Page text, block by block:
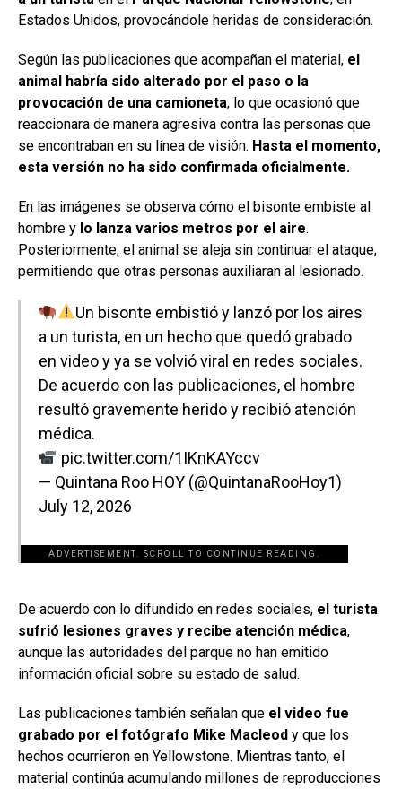
Estados Unidos, provocándole heridas de consideración.
Según las publicaciones que acompañan el material, el
animal habría sido alterado por el paso o la
provocación de una camioneta, lo que ocasionó que
reaccionara de manera agresiva contra las personas que
se encontraban en su línea de visión. Hasta el momento,
esta versión no ha sido confirmada oficialmente.
En las imágenes se observa cómo el bisonte embiste al
hombre y lo lanza varios metros por el aire.
Posteriormente, el animal se aleja sin continuar el ataque,
permitiendo que otras personas auxiliaran al lesionado.
Un bisonte embistió y lanzó por los aires
a un turista, en un hecho que quedó grabado
en video y ya se volvió viral en redes sociales.
De acuerdo con las publicaciones, el hombre
resultó gravemente herido y recibió atención
médica.
pic.twitter.com/1IKnKAYccv
— Quintana Roo HOY (@QuintanaRooHoy1)
July 12, 2026
ADVERTISEMENT. SCROLL TO CONTINUE READING.
[adsforwp id="243463"]
De acuerdo con lo difundido en redes sociales, el turista
sufrió lesiones graves y recibe atención médica,
aunque las autoridades del parque no han emitido
información oficial sobre su estado de salud.
Las publicaciones también señalan que el video fue
grabado por el fotógrafo Mike Macleod y que los
hechos ocurrieron en Yellowstone. Mientras tanto, el
material continúa acumulando millones de reproducciones